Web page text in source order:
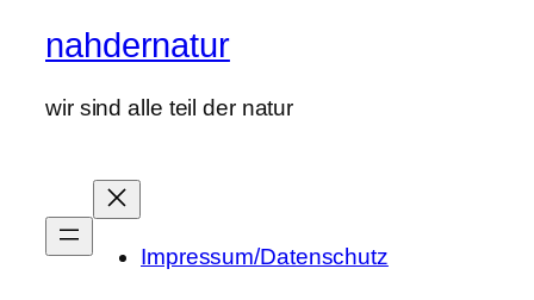
nahdernatur
wir sind alle teil der natur
Impressum/Datenschutz